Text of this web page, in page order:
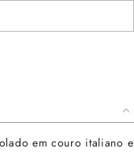
em couro italiano e